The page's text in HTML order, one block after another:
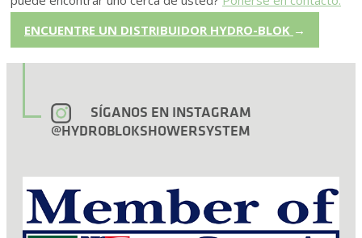
ENCUENTRE UN DISTRIBUIDOR HYDRO-BLOK →
SÍGANOS EN INSTAGRAM
@HYDROBLOKSHOWERSYSTEM